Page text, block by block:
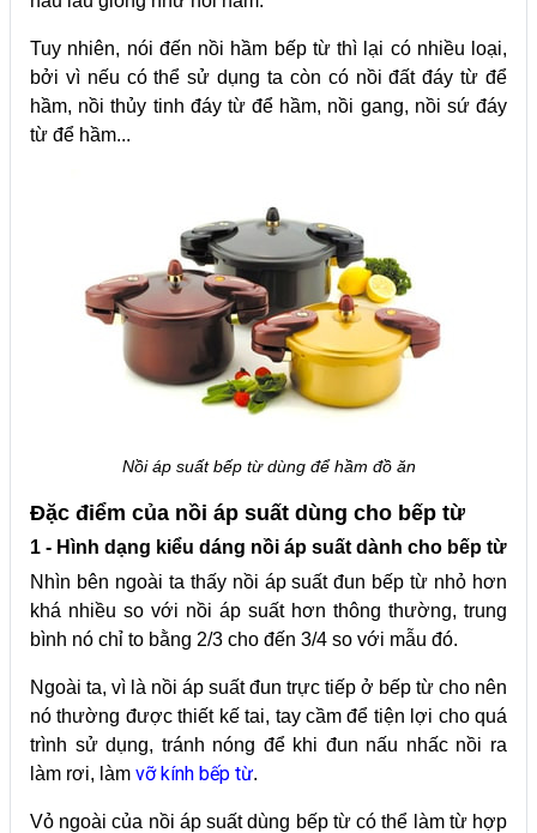
Tuy nhiên, nói đến nồi hầm bếp từ thì lại có nhiều loại,
bởi vì nếu có thể sử dụng ta còn có nồi đất đáy từ để
hầm, nồi thủy tinh đáy từ để hầm, nồi gang, nồi sứ đáy
từ để hầm...
Nồi áp suất bếp từ dùng để hầm đồ ăn
Đặc điểm của nồi áp suất dùng cho bếp từ
1 - Hình dạng kiểu dáng nồi áp suất dành cho bếp từ
Nhìn bên ngoài ta thấy nồi áp suất đun bếp từ nhỏ hơn
khá nhiều so với nồi áp suất hơn thông thường, trung
bình nó chỉ to bằng 2/3 cho đến 3/4 so với mẫu đó.
Ngoài ta, vì là nồi áp suất đun trực tiếp ở bếp từ cho nên
nó thường được thiết kế tai, tay cầm để tiện lợi cho quá
trình sử dụng, tránh nóng để khi đun nấu nhấc nồi ra
làm rơi, làm vỡ kính bếp từ.
Vỏ ngoài của nồi áp suất dùng bếp từ có thể làm từ hợp